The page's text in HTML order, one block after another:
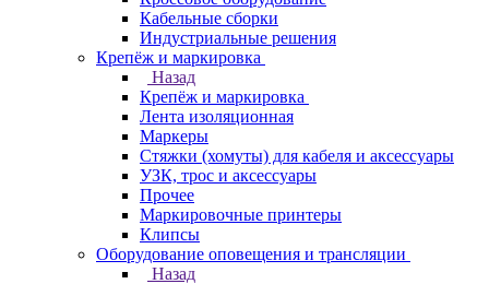
Кабельные сборки
Индустриальные решения
Крепёж и маркировка
Назад
Крепёж и маркировка
Лента изоляционная
Маркеры
Стяжки (хомуты) для кабеля и аксессуары
УЗК, трос и аксессуары
Прочее
Маркировочные принтеры
Клипсы
Оборудование оповещения и трансляции
Назад